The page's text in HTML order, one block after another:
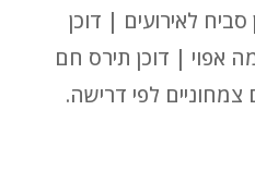
לאירועים | דוכן
אפוי | דוכן תירס חם
צמחוניים לפי דרישה.